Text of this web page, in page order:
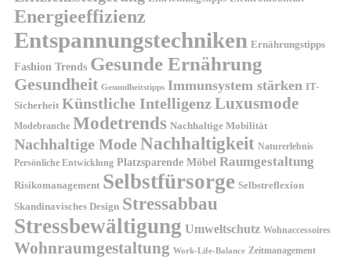
Energieeffizienz
Entspannungstechniken Ernährungstipps
Fashion Trends Gesunde Ernährung
Gesundheit Gesundheitstipps Immunsystem stärken IT-
Sicherheit Künstliche IntelligenzLuxusmode
Modebranche Modetrends Nachhaltige Mobilität
Nachhaltige ModeNachhaltigkeit Naturerlebnis
Persönliche Entwicklung Platzsparende Möbel Raumgestaltung
Risikomanagement Selbstfürsorge Selbstreflexion
Skandinavisches Design Stressabbau
Stressbewältigung Umweltschutz Wohnaccessoires
Wohnraumgestaltung Work-Life-Balance Zeitmanagement